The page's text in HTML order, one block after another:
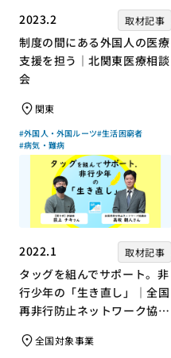
2023.2 取材記事
制度の間にある外国人の医療
支援を担う｜北関東医療相談
会
関東
#外国人・外国ルーツ#生活困窮者
#病気・難病
2022.1 取材記事
タッグを組んでサポート。非
行少年の「生き直し」｜全国
再非行防止ネットワーク協議
上チキさん【聞き手】
全国対象事業